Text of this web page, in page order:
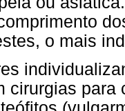
o mais
cirurgias para